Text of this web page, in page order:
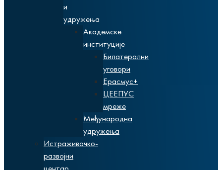
и
удружења
Академске
институције
Билатерални
уговори
Ерасмус+
ЦЕЕПУС
мреже
Међународна
удружења
Истраживачко-
развојни
центар